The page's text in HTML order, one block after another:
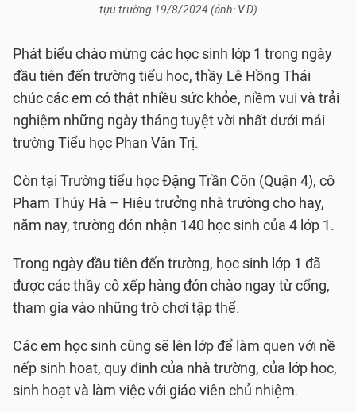
tựu trường 19/8/2024 (ảnh: V.D)
Phát biểu chào mừng các học sinh lớp 1 trong ngày
đầu tiên đến trường tiểu học, thầy Lê Hồng Thái
chúc các em có thật nhiều sức khỏe, niềm vui và trải
nghiệm những ngày tháng tuyệt vời nhất dưới mái
trường Tiểu học Phan Văn Trị.
Còn tại Trường tiểu học Đặng Trần Côn (Quận 4), cô
Phạm Thúy Hà – Hiệu trưởng nhà trường cho hay,
năm nay, trường đón nhận 140 học sinh của 4 lớp 1.
Trong ngày đầu tiên đến trường, học sinh lớp 1 đã
được các thầy cô xếp hàng đón chào ngay từ cổng,
tham gia vào những trò chơi tập thể.
Các em học sinh cũng sẽ lên lớp để làm quen với nề
nếp sinh hoạt, quy định của nhà trường, của lớp học,
sinh hoạt và làm việc với giáo viên chủ nhiệm.